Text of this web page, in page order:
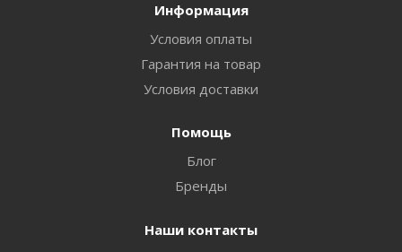
Информация
Условия оплаты
Гарантия на товар
Условия доставки
Помощь
Блог
Бренды
Наши контакты